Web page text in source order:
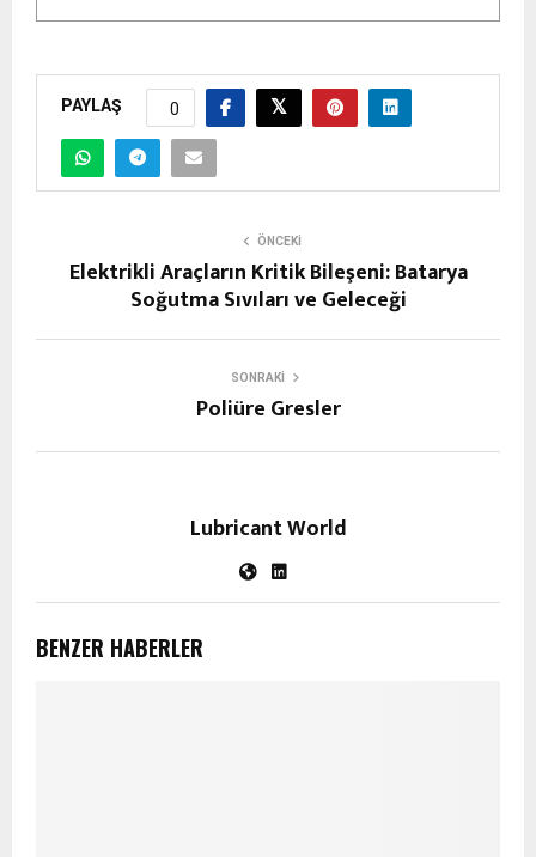
PAYLAŞ 0
ÖNCEKI
Elektrikli Araçların Kritik Bileşeni: Batarya
Soğutma Sıvıları ve Geleceği
SONRAKI
Poliüre Gresler
Lubricant World
BENZER HABERLER